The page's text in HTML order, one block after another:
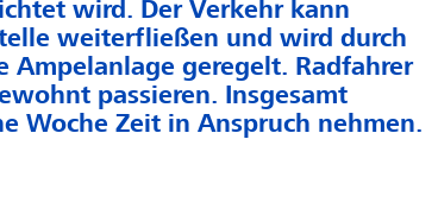
wird. Der Verkehr kann
weiterfließen und wird durch
Ampelanlage geregelt. Radfahrer
passieren. Insgesamt
Woche Zeit in Anspruch nehmen.